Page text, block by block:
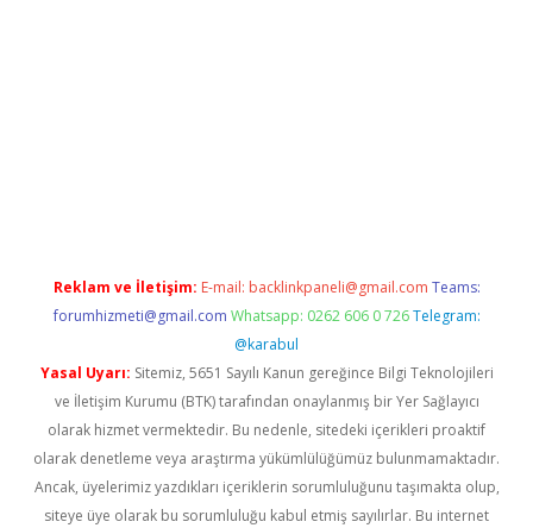
Reklam ve İletişim: E-mail: backlinkpaneli@gmail.com Teams:
forumhizmeti@gmail.com Whatsapp: 0262 606 0 726 Telegram:
@karabul
Yasal Uyarı: Sitemiz, 5651 Sayılı Kanun gereğince Bilgi Teknolojileri
ve İletişim Kurumu (BTK) tarafından onaylanmış bir Yer Sağlayıcı
olarak hizmet vermektedir. Bu nedenle, sitedeki içerikleri proaktif
olarak denetleme veya araştırma yükümlülüğümüz bulunmamaktadır.
Ancak, üyelerimiz yazdıkları içeriklerin sorumluluğunu taşımakta olup,
siteye üye olarak bu sorumluluğu kabul etmiş sayılırlar. Bu internet